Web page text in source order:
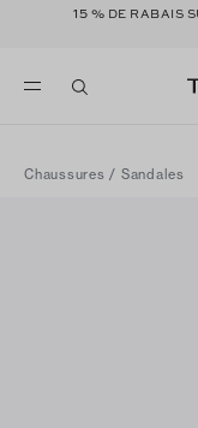
15 % DE RABAIS
Chaussures / Sandales